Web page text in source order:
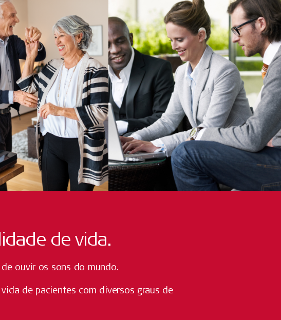
de vida.
ouvir os sons do mundo.
de pacientes com diversos graus de